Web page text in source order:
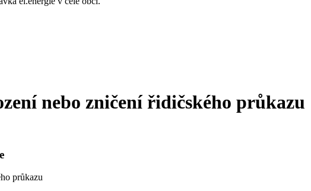
nebo zničení řidičského průkazu
průkazu